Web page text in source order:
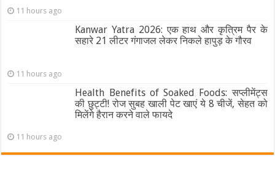
11 hours ago
Kanwar Yatra 2026: एक हाथ और कृत्रिम पैर के
सहारे 21 लीटर गंगाजल लेकर निकले हापुड़ के गौरव
11 hours ago
Health Benefits of Soaked Foods: सप्लीमेंट्स
की छुट्टी! रोज सुबह खाली पेट खाएं ये 8 चीजें, सेहत को
मिलेंगे हैरान करने वाले फायदे
11 hours ago